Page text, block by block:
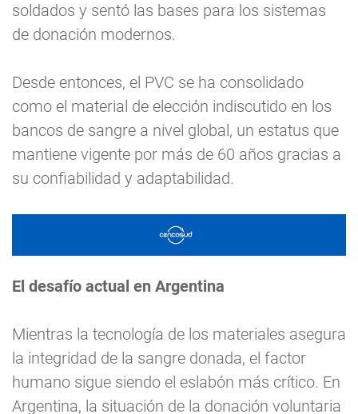
soldados y sentó las bases para los sistemas
de donación modernos.
Desde entonces, el PVC se ha consolidado
como el material de elección indiscutido en los
bancos de sangre a nivel global, un estatus que
mantiene vigente por más de 60 años gracias a
su confiabilidad y adaptabilidad.
El desafío actual en Argentina
Mientras la tecnología de los materiales asegura
la integridad de la sangre donada, el factor
humano sigue siendo el eslabón más crítico. En
Argentina, la situación de la donación voluntaria